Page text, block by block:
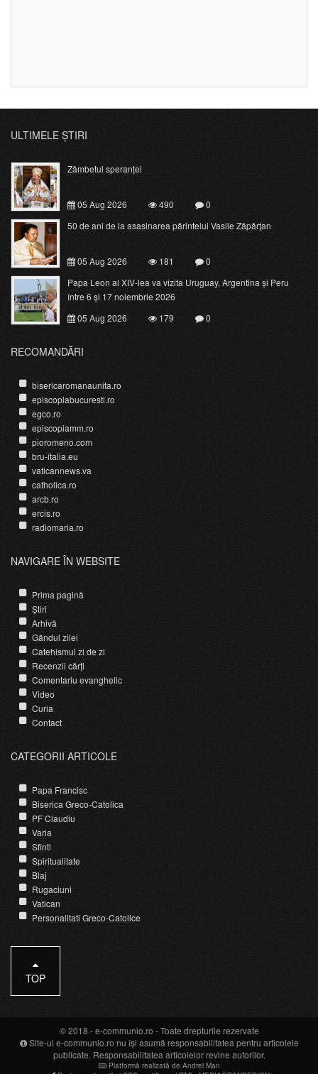
ULTIMELE ȘTIRI
Zâmbetul speranței
05 Aug 2026 490
0
50 de ani de la asasinarea părintelui Vasile Zăpârțan
05 Aug 2026 181
0
Papa Leon al XIV-lea va vizita Uruguay, Argentina și Peru
între 6 și 17 noiembrie 2026
05 Aug 2026
179 0
RECOMANDĂRI
bisericaromanaunita.ro
episcopiabucuresti.ro
egco.ro
episcopiamm.ro
pioromeno.com
bru-italia.eu
vaticannews.va
catholica.ro
arcb.ro
ercis.ro
radiomaria.ro
NAVIGARE ÎN WEBSITE
Prima pagină
Știri
Arhivă
Gândul zilei
Catehismul zi de zi
Recenzii cărți
Comentariu evanghelic
Video
Curia
Contact
CATEGORII ARTICOLE
Papa Francisc
Biserica Greco-Catolica
PF Claudiu
Varia
Sfinti
Spiritualitate
Blaj
Rugaciuni
Vatican
Personalitati Greco-Catolice
TOP
© 2018 -e-communio.ro - Toate drepturile rezervate
Site-ul e-communio.ro nu își asumă responsabilitatea pentru articolele
publicate. Responsabilitatea articolelor revine autorilor.
Platformă realizată de Andrei Man